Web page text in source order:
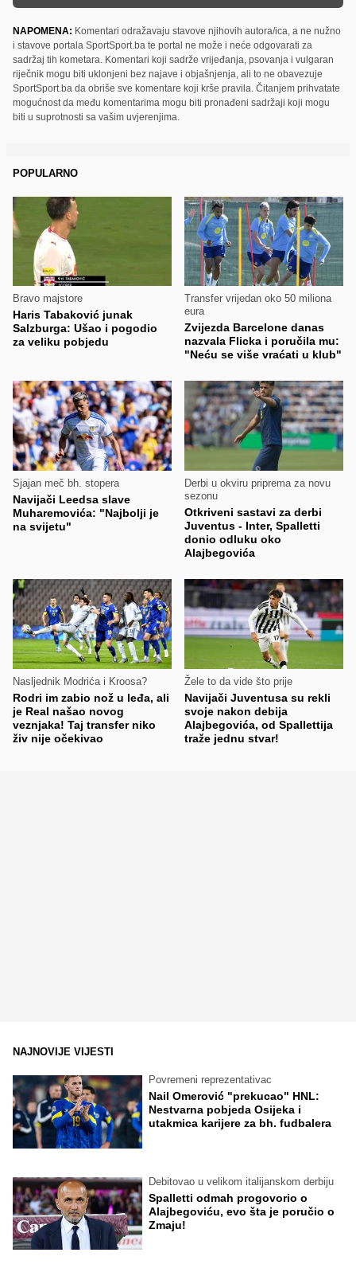
NAPOMENA: Komentari odražavaju stavove njihovih autora/ica, a ne nužno
i stavove portala SportSport.ba te portal ne može i neće odgovarati za
sadržaj tih kometara. Komentari koji sadrže vrijeđanja, psovanja i vulgaran
riječnik mogu biti uklonjeni bez najave i objašnjenja, ali to ne obavezuje
SportSport.ba da obriše sve komentare koji krše pravila. Čitanjem prihvatate
mogućnost da među komentarima mogu biti pronađeni sadržaji koji mogu
biti u suprotnosti sa vašim uvjerenjima.
POPULARNO
Bravo majstore
Haris Tabaković junak
Salzburga: Ušao i pogodio
za veliku pobjedu
Transfer vrijedan oko 50 miliona
eura
Zvijezda Barcelone danas
nazvala Flicka i poručila mu:
"Neću se više vraćati u klub"
Sjajan meč bh. stopera
Navijači Leedsa slave
Muharemovića: "Najbolji je
na svijetu"
Derbi u okviru priprema za novu
sezonu
Otkriveni sastavi za derbi
Juventus - Inter, Spalletti
donio odluku oko
Alajbegovića
Nasljednik Modrića i Kroosa?
Rodri im zabio nož u leđa, ali
je Real našao novog
veznjaka! Taj transfer niko
živ nije očekivao
Žele to da vide što prije
Navijači Juventusa su rekli
svoje nakon debija
Alajbegovića, od Spallettija
traže jednu stvar!
NAJNOVIJE VIJESTI
Povremeni reprezentativac
Nail Omerović "prekucao" HNL:
Nestvarna pobjeda Osijeka i
utakmica karijere za bh. fudbalera
Debitovao u velikom italijanskom derbiju
Spalletti odmah progovorio o
Alajbegoviću, evo šta je poručio o
Zmaju!